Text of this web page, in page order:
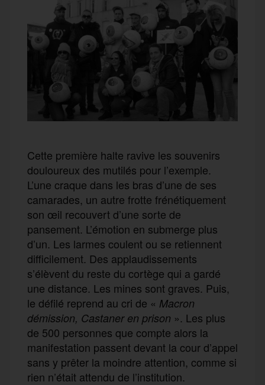
Cette première halte ravive les souvenirs
douloureux des mutilés pour l’exemple.
L’une craque dans les bras d’une de ses
camarades, un autre frotte frénétiquement
son œil recouvert d’une sorte de
pansement. L’émotion en submerge plus
d’un. Les larmes coulent ou se retiennent
difficilement. Des applaudissements
s’élèvent du reste du cortège qui a gardé
une distance. Les mines sont graves. Puis,
le défilé reprend au cri de « Macron
démission, Castaner en prison ». Les plus
de 500 personnes que compte alors la
manifestation passent devant la cour d’appel
sans y prêter la moindre attention, comme si
rien n’était attendu de l’institution.